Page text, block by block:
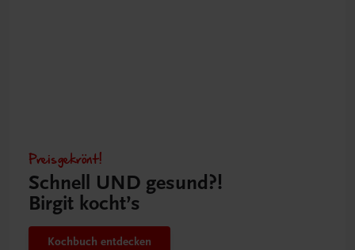
Preisgekrönt!
Schnell UND gesund?!
Birgit kocht’s
Kochbuch entdecken